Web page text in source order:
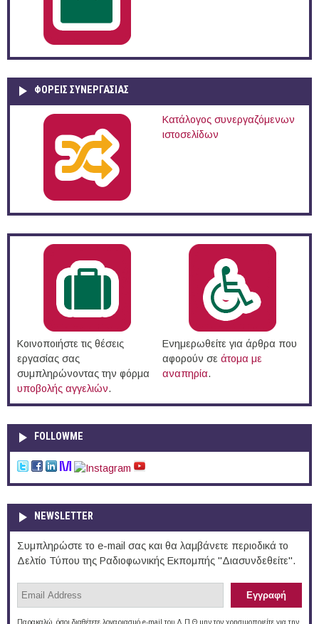
ΦΟΡΕΙΣ ΣΥΝΕΡΓΑΣΙΑΣ
Κατάλογος συνεργαζόμενων
ιστοσελίδων
Κοινοποιήστε τις θέσεις
εργασίας σας
συμπληρώνοντας την φόρμα
υποβολής αγγελιών.
Ενημερωθείτε για άρθρα που
αφορούν σε άτομα με
αναπηρία.
FOLLOWME
NEWSLETTER
Συμπληρώστε το e-mail σας και θα λαμβάνετε περιοδικά το
Δελτίο Τύπου της Ραδιοφωνικής Εκπομπής "Διασυνδεθείτε".
Παρακαλώ, όσοι διαθέτετε λογαριασμό e-mail του Δ.Π.Θ μην τον χρησιμοποιείτε για την